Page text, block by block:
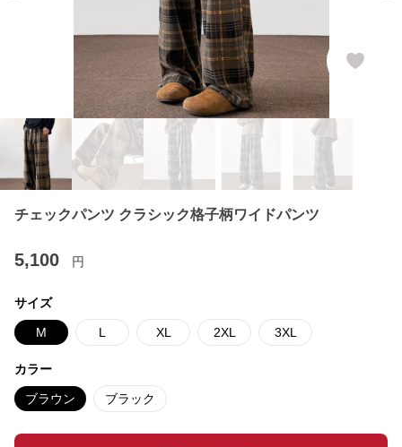
チェックパンツ クラシック格子柄ワイドパンツ
5,100 円
サイズ
M L XL 2XL 3XL
カラー
ブラウン ブラック